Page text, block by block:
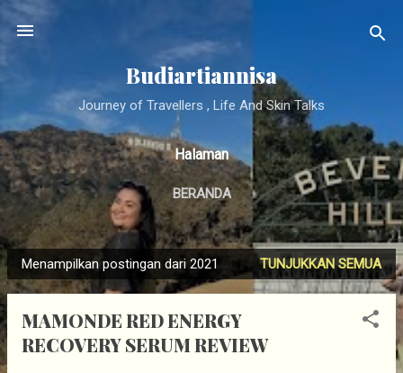
Budiartiannisa
Journey of Travellers , Life And Skin Talks
Halaman
BERANDA
P
o
Menampilkan postingan dari 2021 TUNJUKKAN SEMUA
MAMONDE RED ENERGY
RECOVERY SERUM REVIEW